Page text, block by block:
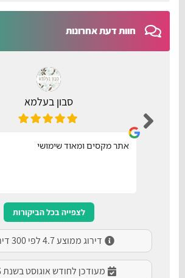
חוות דעת אחרונות
סבון בעלמא
אתר מקסים ומאוד שימושי
לצפייה בכל הביקורות
דירוג ממוצע 4.7 לפי 300 דירוגים
מעודכן לחודש אוגוסט בשנת 2026